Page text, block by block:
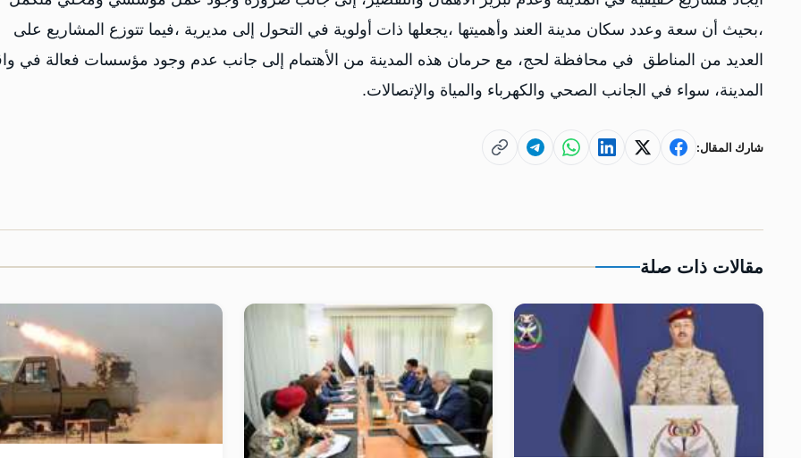
،بحيث أن سعة وعدد سكان مدينة العند وأهميتها ،يجعلها ذات أولوية في التحول إلى مديرية ،فيما تتوزع المشاريع على
العديد من المناطق في محافظة لحج، مع حرمان هذه المدينة من الأهتمام إلى جانب عدم وجود مؤسسات فعالة في
المدينة، سواء في الجانب الصحي والكهرباء والمياة والإتصالات.
شارك المقال:
مقالات ذات صلة